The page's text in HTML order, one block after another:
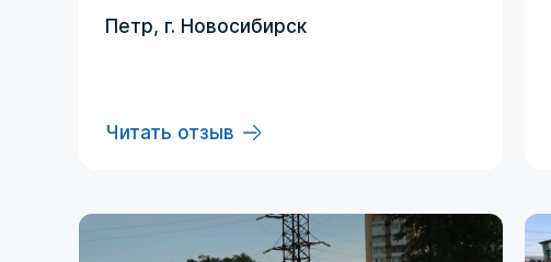
компании узнал от друзей и коллег по
работе. Работал со мной менеджер
опасения по условиям выполнения
(особенности логистики и оплаты). Из
Петр, г. Новосибирск
Читать отзыв